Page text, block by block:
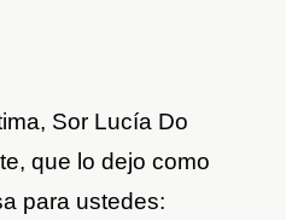
Sor Lucía Do
que lo dejo como
para ustedes: